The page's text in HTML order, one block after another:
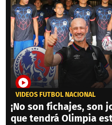
VIDEOS FÚTBOL NACIONAL
¡No son fichajes, son
que tendrá Olimpia